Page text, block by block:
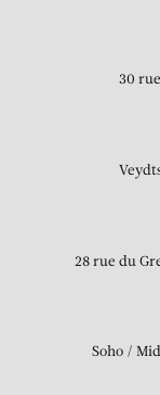
30
28 rue du
Soho /